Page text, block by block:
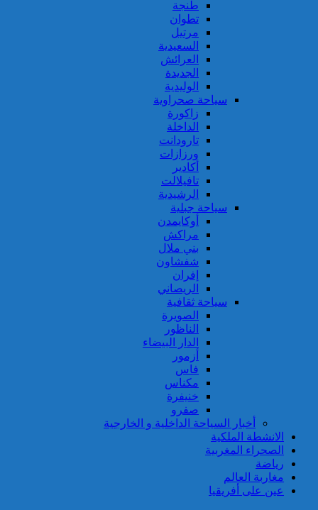
طنجة
تطوان
مرتيل
السعيدية
العرائش
الجديدة
الوليدية
سياحة صحراوية
زاكورة
الداخلة
تارودانت
ورزازات
أكادير
تافيلالت
الرشيدية
سياحة جبلية
أوكايمدن
مراكش
بني ملال
شفشاون
إفران
الريصاني
سياحة ثقافية
الصويرة
الناظور
الدار البيضاء
أزمور
فاس
مكناس
خنيفرة
صفرو
أخبار السياحة الداخلية و الخارجية
الانشطة الملكية
الصحراء المغربية
رياضة
مغاربة العالم
عين على أفريقيا